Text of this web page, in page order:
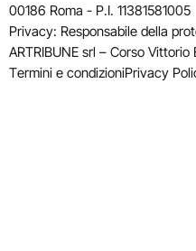
00186 Roma - P.I. 11381581005
Privacy: Responsabile della
ARTRIBUNE srl – Corso
Termini e condizioniPrivacy